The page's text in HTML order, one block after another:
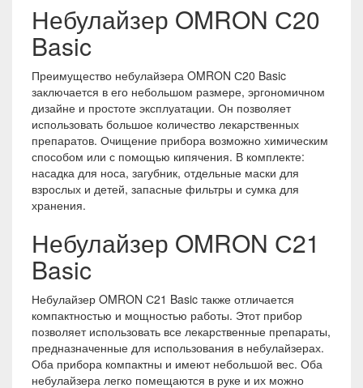
Небулайзер OMRON С20
Basic
Преимущество небулайзера OMRON С20 Basic
заключается в его небольшом размере, эргономичном
дизайне и простоте эксплуатации. Он позволяет
использовать большое количество лекарственных
препаратов. Очищение прибора возможно химическим
способом или с помощью кипячения. В комплекте:
насадка для носа, загубник, отдельные маски для
взрослых и детей, запасные фильтры и сумка для
хранения.
Небулайзер OMRON С21
Basic
Небулайзер OMRON С21 Basic также отличается
компактностью и мощностью работы. Этот прибор
позволяет использовать все лекарственные препараты,
предназначенные для использования в небулайзерах.
Оба прибора компактны и имеют небольшой вес. Оба
небулайзера легко помещаются в руке и их можно